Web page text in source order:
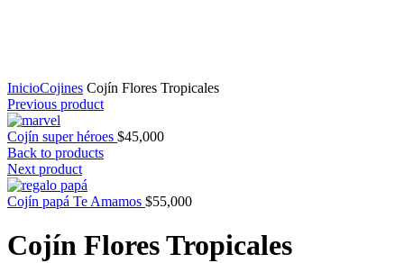
InicioCojines Cojín Flores Tropicales
Previous product
Cojín super héroes $45,000
Back to products
Next product
Cojín papá Te Amamos $55,000
Cojín Flores Tropicales